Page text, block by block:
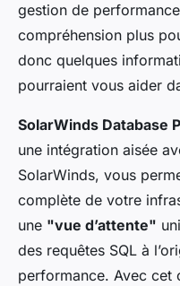
gestion de
compréhension plus
donc quelques
pourraient vous aider
SolarWinds Database
une intégration aisée
SolarWinds, vous
complète de votre
une "vue d’attente"
des requêtes SQL à
performance. Avec cet